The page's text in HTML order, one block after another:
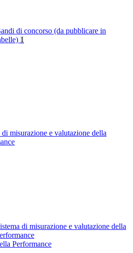
di concorso (da pubblicare in
1
di misurazione e valutazione della
di misurazione e valutazione della
Performance